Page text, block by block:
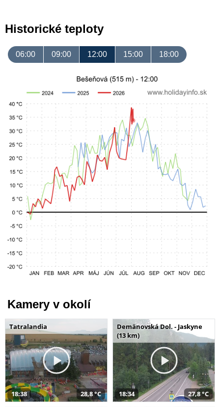
Historické teploty
06:00 09:00 12:00 15:00 18:00
Kamery v okolí
Tatralandia
18:38 28,8 °C
Demänovská Dol. - Jaskyne
(13 km)
18:34 27,8 °C